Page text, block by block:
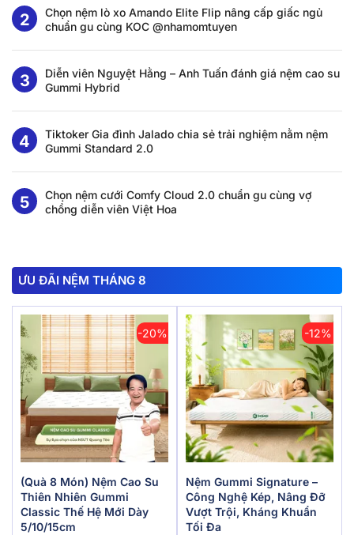
Chọn nệm lò xo Amando Elite Flip nâng cấp giấc ngủ
chuẩn gu cùng KOC @nhamomtuyen
Diễn viên Nguyệt Hằng – Anh Tuấn đánh giá nệm cao su
Gummi Hybrid
Tiktoker Gia đình Jalado chia sẻ trải nghiệm nằm nệm
Gummi Standard 2.0
Chọn nệm cưới Comfy Cloud 2.0 chuẩn gu cùng vợ
chồng diễn viên Việt Hoa
ƯU ĐÃI NỆM THÁNG 8
-20%
(Quà 8 Món) Nệm Cao Su
Thiên Nhiên Gummi
Classic Thế Hệ Mới Dày
5/10/15cm
-12%
Nệm Gummi Signature –
Công Nghệ Kép, Nâng Đỡ
Vượt Trội, Kháng Khuẩn
Tối Đa